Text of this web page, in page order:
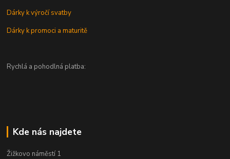
Dárky k výročí svatby
Dárky k promoci a maturitě
Rychlá a pohodlná platba:
Kde nás najdete
Žižkovo náměstí 1